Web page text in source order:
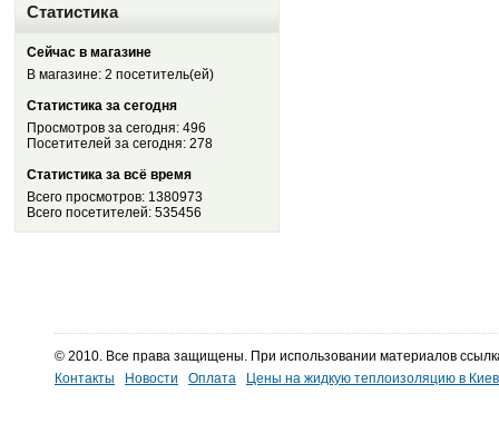
Статистика
Сейчас в магазине
В магазине: 2 посетитель(ей)
Статистика за сегодня
Просмотров за сегодня: 496
Посетителей за сегодня: 278
Статистика за всё время
Всего просмотров: 1380973
Всего посетителей: 535456
© 2010. Все права защищены. При использовании материалов
Контакты
Новости Оплата Цены на жидкую теплоизоляцию в